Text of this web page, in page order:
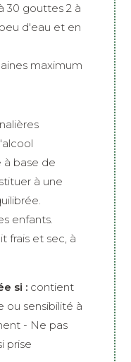
30 gouttes 2 à
d'eau et en
maximum
base de
à une
enfants.
frais et sec, à
si : contient
ou sensibilité à
- Ne pas
prise